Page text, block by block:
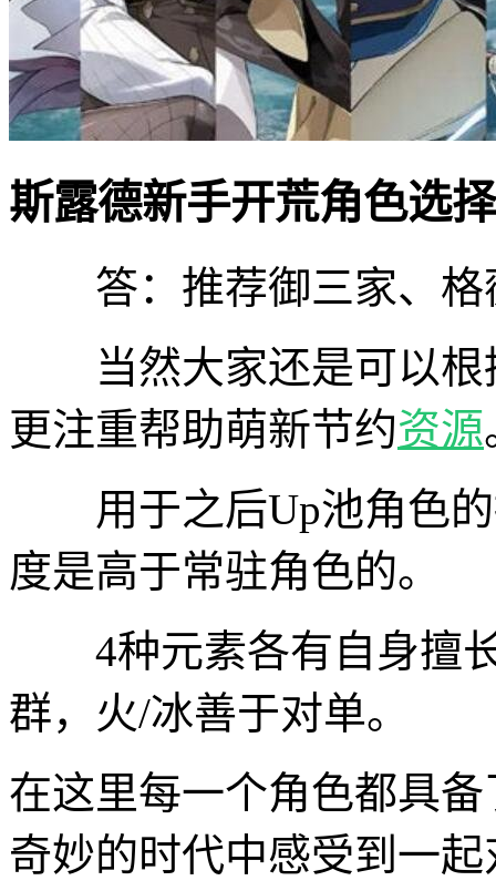
斯露德新手开荒角色选
答：推荐御三家、格
当然大家还是可以根
更注重帮助萌新节约资源
用于之后Up池角色的
度是高于常驻角色的。
4种元素各有自身擅长
群，火/冰善于对单。
在这里每一个角色都具
奇妙的时代中感受到一